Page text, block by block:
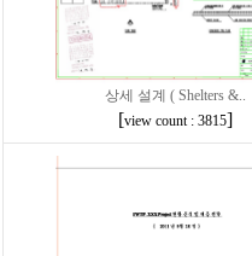
상세 설계 ( Shelters &..
[view count : 3815]